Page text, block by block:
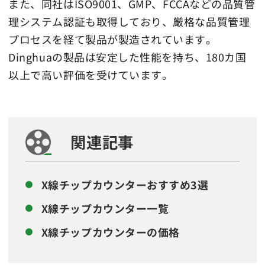
また、同社はISO9001、GMP、FCCAなどの品質管
理システム認証も取得しており、厳格な品質管理
プロセスを経て製品が製造されています。
Dinghuaの製品は安定した性能を持ち、180カ国
以上で高い評価を受けています。
関連記事
X線チップカウンターおすすめ3選
X線チップカウンター一覧
X線チップカウンターの価格